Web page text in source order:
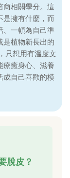
商相關學分。這
是擁有什麼，而
、一頓為自己準
是植物新長出的
只想用有溫度文
療癒身心、滋養
成自己喜歡的模
脫皮？